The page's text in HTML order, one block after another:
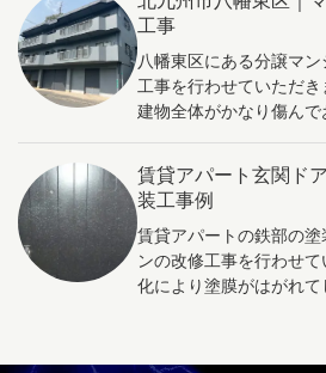
きっかけとなります。適
ションの価値を高め、
しょう。
き出す要素です。 また
の外壁が保護され、耐
れは、長期的なメンテ
物の寿命を延ばす効果が
ートの印象が新しくな
価も向上することが期待
賃貸アパートは、外観の
入居者にとって魅力的
す。
工事
八幡東区にある分譲マ
工事を行わせていただきました。 経
建物全体がかなり傷ん
までの白を基調とした
スとした落ち着きのあ
ンに仕上げました。 また、ベランダ部分の防水工
事も実施し、建物の耐
長年積み立ててこられ
し、今回の工事を実現されました
でいただき、私たちも
賃貸アパート玄関ド
装工事例
賃貸アパートの鉄部の
ンの改修工事を行わせ
化により塗膜がはがれ
の玄関ドアをデザイン